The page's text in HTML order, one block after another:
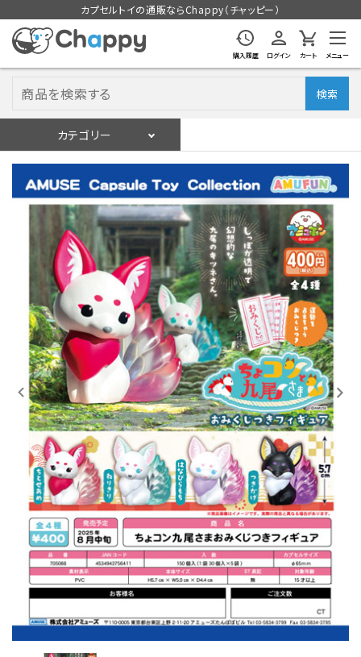
カプセルトイの通販ならChappy（チャッピー）
購入履歴 ログイン カート メニュー
検索
カテゴリー
会員登録
入荷スケジュールをチェック
カプセルトイマシン本体
カプセルトイ
販促用空カプセル
レンタル
景品・玩具・文具
販促用カプセルトイ
よくあるご質問
ご利用ガイド